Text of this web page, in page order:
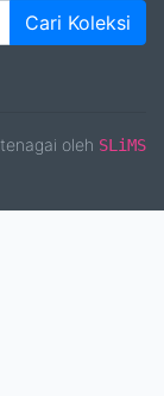
Cari Koleksi
oleh SLiMS